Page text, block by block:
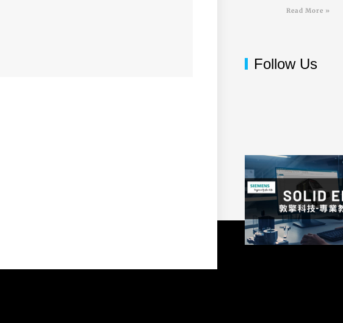
Read More »
Follow Us